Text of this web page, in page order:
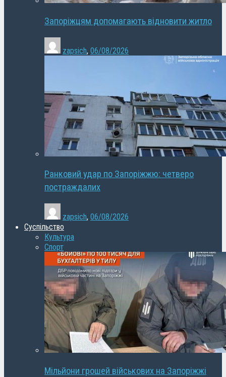
Запоріжцям допомагають відновити житло
zapsich, 06/08/2026
Ранковий удар по Запоріжжю: четверо
постраждалих
zapsich, 06/08/2026
Суспільство
Культура
Спорт
Мільйони грошей військових на Запоріжжі